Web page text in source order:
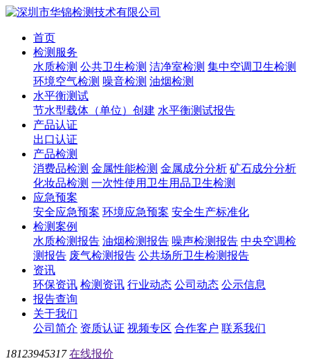
首页
检测服务
水质检测 公共卫生检测 洁净室检测 集中空调卫生检测
环境空气检测 噪音检测 油烟检测
水平衡测试
节水型载体（单位）创建 水平衡测试报告
产品认证
出口认证
产品检测
消费品检测 金属性能检测 金属成分分析 矿石成分分析
化妆品检测 一次性使用卫生用品卫生检测
应急预案
安全应急预案 环境应急预案 安全生产标准化
检测案例
水质检测报告 油烟检测报告 噪声检测报告 中央空调检
测报告 废气检测报告 公共场所卫生检测报告
资讯
环保资讯 检测资讯 行业动态 公司动态 公示信息
报告查询
关于我们
公司简介 资质认证 视频专区 合作客户 联系我们
18123945317 在线报价